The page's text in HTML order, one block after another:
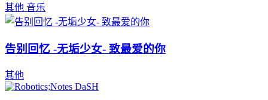
其他 音乐
告别回忆 -无垢少女- 致最爱的你
其他